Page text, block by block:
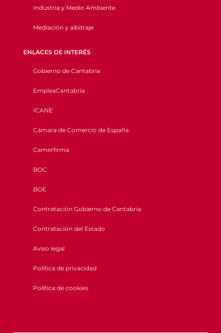
Industria y Medio Ambiente
Mediación y albitraje
ENLACES DE INTERÉS
Gobierno de Cantabria
EmpleaCantabria
ICANE
Cámara de Comercio de España
Camerfirma
BOC
BOE
Contratación Gobierno de Cantabria
Contratación del Estado
Aviso legal
Política de privacidad
Política de cookies